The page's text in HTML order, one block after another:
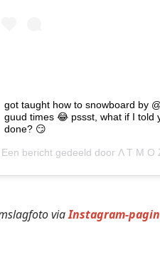
got taught how to snowboard by
guud times 😂 pssst, what if I told
done? 😏
Een bericht gedeeld door Λ T M O
viaInstagram-